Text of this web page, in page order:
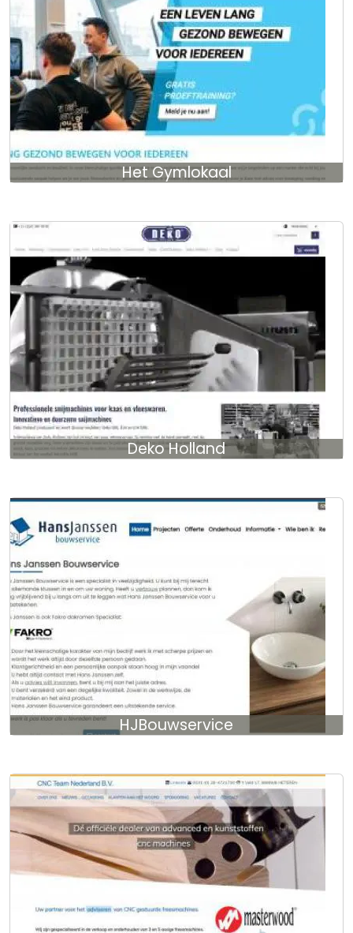
Het Gymlokaal
Deko Holland
HJBouwservice